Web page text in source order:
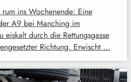
ins Wochenende: Eine
A9 bei Manching im
eiskalt durch die Rettungsgasse
Richtung. Erwischt …